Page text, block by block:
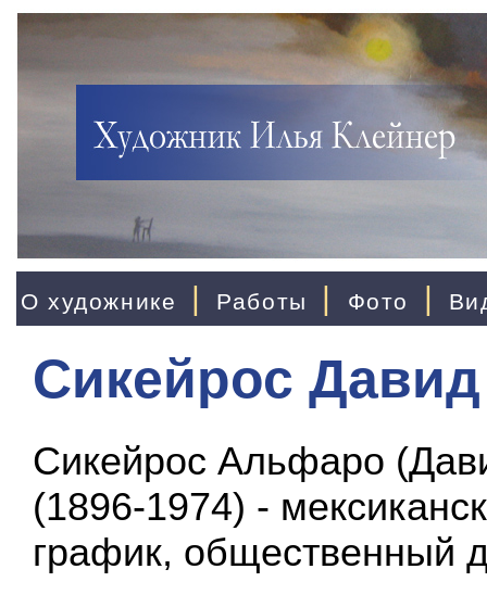
О художнике | Работы | Фото |
Сикейрос Давид
Сикейрос Альфаро
(1896-1974) -
график, общественный